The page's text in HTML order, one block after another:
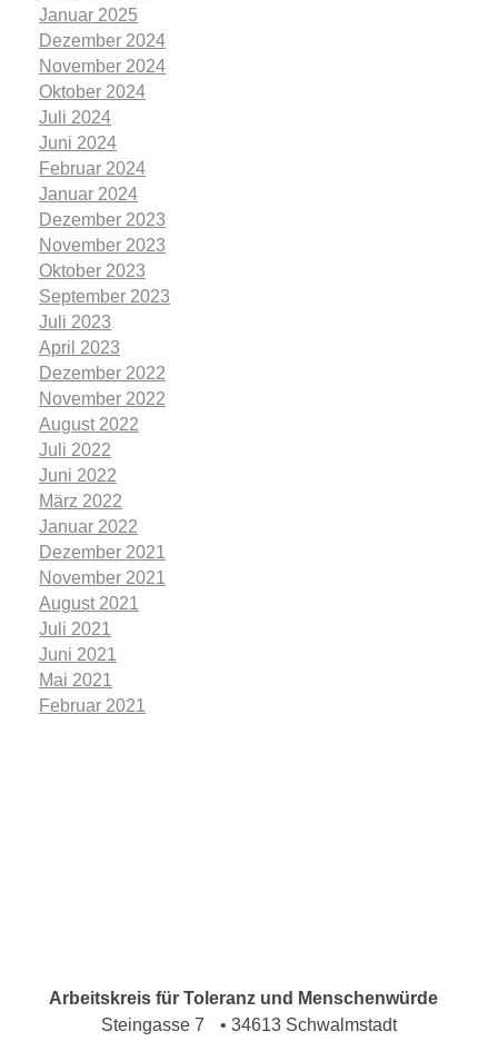
Januar 2025
Dezember 2024
November 2024
Oktober 2024
Juli 2024
Juni 2024
Februar 2024
Januar 2024
Dezember 2023
November 2023
Oktober 2023
September 2023
Juli 2023
April 2023
Dezember 2022
November 2022
August 2022
Juli 2022
Juni 2022
März 2022
Januar 2022
Dezember 2021
November 2021
August 2021
Juli 2021
Juni 2021
Mai 2021
Februar 2021
Arbeitskreis für Toleranz und Menschenwürde
Steingasse 7 • 34613 Schwalmstadt